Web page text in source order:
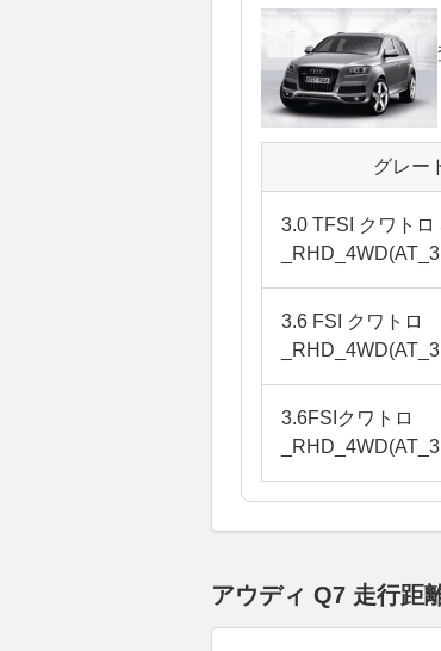
グレー
3.0 TFSI クワトロ
3.6 FSI クワトロ
3.6FSIクワトロ
アウディ Q7 走行距